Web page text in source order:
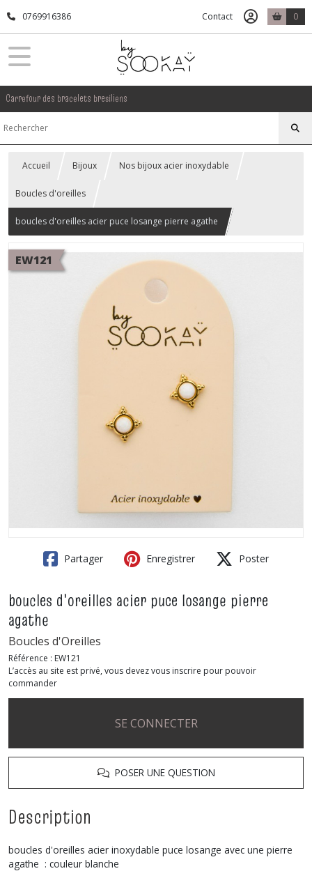
0769916386 Contact 0
Carrefour des bracelets bresiliens
Accueil Bijoux Nos bijoux acier inoxydable
Boucles d'oreilles
boucles d'oreilles acier puce losange pierre agathe
EW121
Partager Enregistrer Poster
boucles d'oreilles acier puce losange pierre
agathe
Boucles d'Oreilles
Référence : EW121
L’accès au site est privé, vous devez vous inscrire pour pouvoir
commander
SE CONNECTER
POSER UNE QUESTION
Description
boucles d'oreilles acier inoxydable puce losange avec une pierre
agathe : couleur blanche